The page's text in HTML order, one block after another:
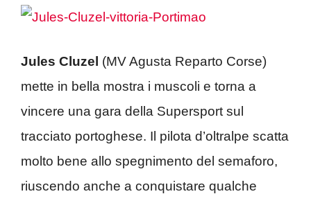
Jules Cluzel (MV Agusta Reparto Corse)
mette in bella mostra i muscoli e torna a
vincere una gara della Supersport sul
tracciato portoghese. Il pilota d’oltralpe scatta
molto bene allo spegnimento del semaforo,
riuscendo anche a conquistare qualche